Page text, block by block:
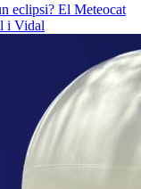
eclipsi? El Meteocat
i Vidal